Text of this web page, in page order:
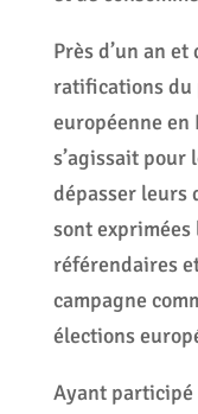
Près d’un an et
ratifications du
européenne en
s’agissait pour
dépasser leurs
sont exprimées
référendaires
campagne
élections
Ayant participé